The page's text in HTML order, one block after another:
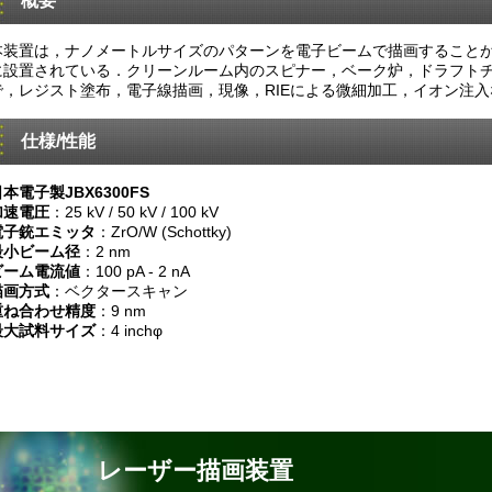
装置は，ナノメートルサイズのパターンを電子ビームで描画すること
設置されている．クリーンルーム内のスピナー，ベーク炉，ドラフト
，レジスト塗布，電子線描画，現像，RIEによる微細加工，イオン注
仕様/性能
本電子製JBX6300FS
速電圧 ：25 kV / 50 kV / 100 kV
子銃エミッタ ：ZrO/W (Schottky)
小ビーム径 ：2 nm
ーム電流値 ：100 pA - 2 nA
画方式 ：ベクタースキャン
ね合わせ精度 ：9 nm
大試料サイズ：4 inchφ
レーザー描画装置